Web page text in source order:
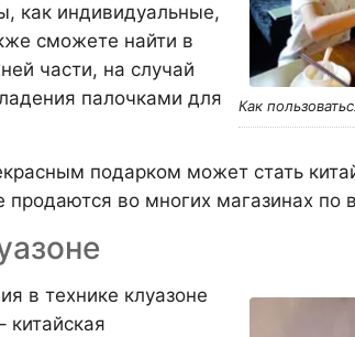
Как
как индивидуальные,
сможете найти в
части, на случай
палочками для
подарком может стать
во многих магазинах по
в технике клуазоне
китайская